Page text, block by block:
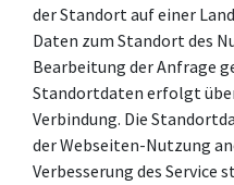
der Standort auf einer
Daten zum Standort des
Bearbeitung der Anfrage
Standortdaten erfolgt
Verbindung. Die
der Webseiten-Nutzung
Verbesserung des Service